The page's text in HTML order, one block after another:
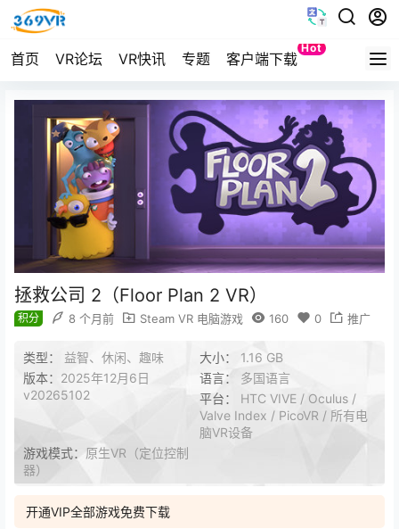
首页 VR论坛 VR快讯 专题 客户端下载
Hot
Quest
拯救公司 2（Floor Plan 2 VR）
积分 8 个月前 Steam VR 电脑游戏 160 0 推广
类型： 益智、休闲、趣味 大小： 1.16 GB
版本： 2025年12月6日
v20265102
语言： 多国语言
平台： HTC VIVE / Oculus /
Valve Index / PicoVR / 所有电
脑VR设备
游戏模式： 原生VR（定位控制
器）
开通VIP全部游戏免费下载